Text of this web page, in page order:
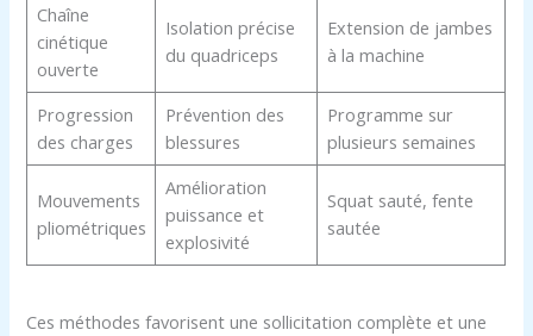
Chaîne
cinétique
ouverte
Isolation précise
du quadriceps
Extension de jambes
à la machine
Progression
des charges
Prévention des
blessures
Programme sur
plusieurs semaines
Mouvements
pliométriques
Amélioration
puissance et
explosivité
Squat sauté, fente
sautée
Ces méthodes favorisent une sollicitation complète et une